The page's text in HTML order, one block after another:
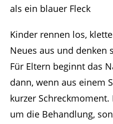
Kinder rennen los,
Neues aus und denken
Für Eltern beginnt das
dann, wenn aus einem
kurzer
um die Behandlung,